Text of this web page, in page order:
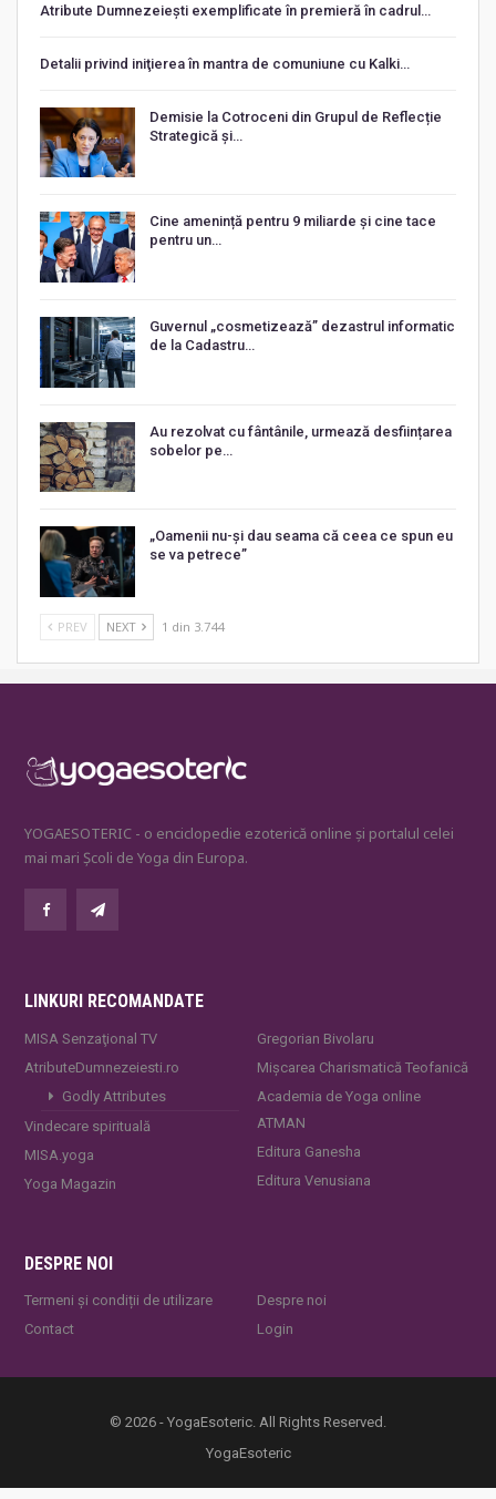
Atribute Dumnezeiești exemplificate în premieră în cadrul…
Detalii privind iniţierea în mantra de comuniune cu Kalki…
Demisie la Cotroceni din Grupul de Reflecție
Strategică și…
Cine amenință pentru 9 miliarde și cine tace
pentru un…
Guvernul „cosmetizează” dezastrul informatic
de la Cadastru…
Au rezolvat cu fântânile, urmează desființarea
sobelor pe…
„Oamenii nu-și dau seama că ceea ce spun eu
se va petrece”
PREV NEXT 1 din 3.744
YOGAESOTERIC - o enciclopedie ezoterică online și portalul celei
mai mari Școli de Yoga din Europa.
LINKURI RECOMANDATE
MISA Senzaţional TV
AtributeDumnezeiesti.ro
Godly Attributes
Vindecare spirituală
MISA.yoga
Yoga Magazin
Gregorian Bivolaru
Mișcarea Charismatică Teofanică
Academia de Yoga online
ATMAN
Editura Ganesha
Editura Venusiana
DESPRE NOI
Termeni și condiții de utilizare
Contact
Despre noi
Login
© 2026 - YogaEsoteric. All Rights Reserved.
YogaEsoteric